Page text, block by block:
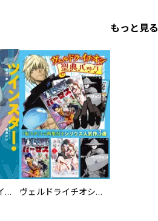
もっと見る
ツインスター・サイクロン・ランナウェイ ヴェルドライチオシ聖典パック 『転スラ』ミニ画集付き シリウス人気作３選